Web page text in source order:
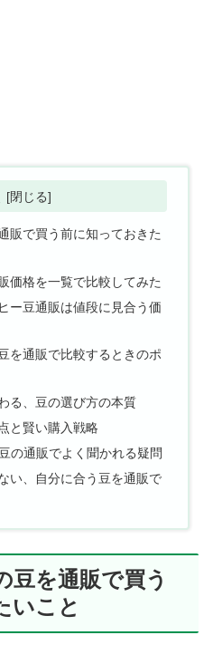
販で買う前に知っておきた
価格を一覧で比較してみた
ー豆通販は値段に見合う価
を通販で比較するときのポ
る、豆の選び方の本質
と賢い購入戦略
の通販でよく聞かれる疑問
い、自分に合う豆を通販で
豆を通販で買う
いこと